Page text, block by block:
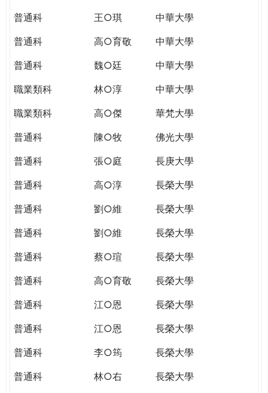
普通科
王○琪
中華大學
普通科
高○育敬
中華大學
普通科
魏○廷
中華大學
職業類科
林○淳
中華大學
職業類科
高○傑
華梵大學
普通科
陳○牧
佛光大學
普通科
張○庭
長庚大學
普通科
高○淳
長榮大學
普通科
劉○維
長榮大學
普通科
劉○維
長榮大學
普通科
蔡○瑄
長榮大學
普通科
高○育敬
長榮大學
普通科
江○恩
長榮大學
普通科
江○恩
長榮大學
普通科
李○筠
長榮大學
普通科
林○右
長榮大學